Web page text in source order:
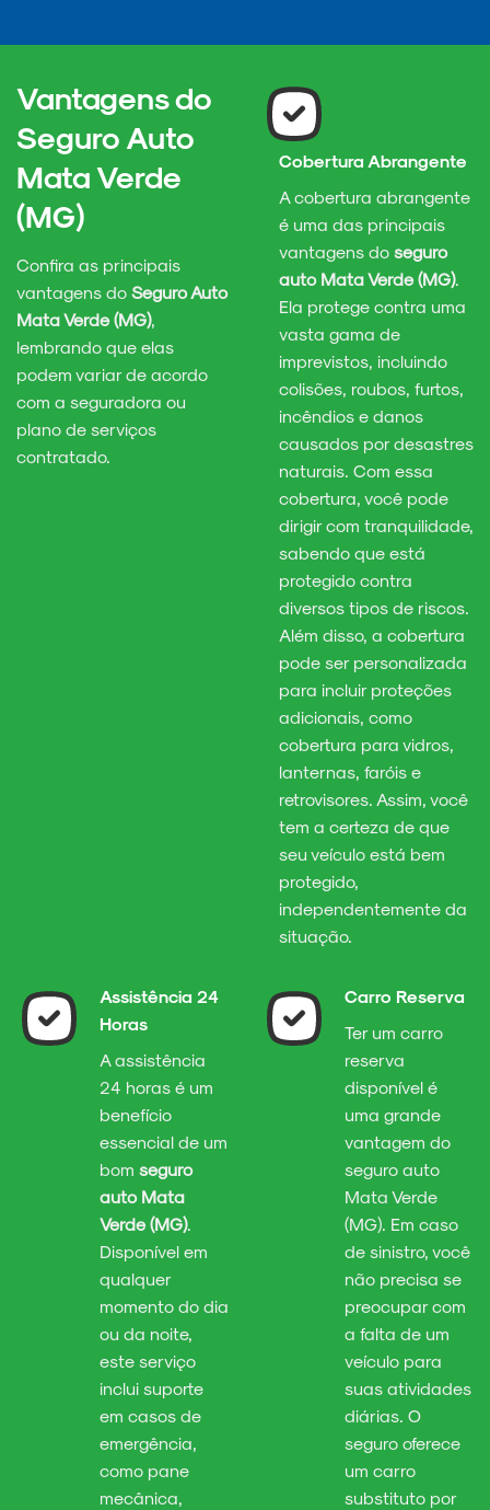
Vantagens do
Seguro Auto
Mata Verde
(MG)
Confira as principais
vantagens do Seguro Auto
Mata Verde (MG),
lembrando que elas
podem variar de acordo
com a seguradora ou
plano de serviços
contratado.
Cobertura Abrangente
A cobertura abrangente
é uma das principais
vantagens do seguro
auto Mata Verde (MG).
Ela protege contra uma
vasta gama de
imprevistos, incluindo
colisões, roubos, furtos,
incêndios e danos
causados por desastres
naturais. Com essa
cobertura, você pode
dirigir com tranquilidade,
sabendo que está
protegido contra
diversos tipos de riscos.
Além disso, a cobertura
pode ser personalizada
para incluir proteções
adicionais, como
cobertura para vidros,
lanternas, faróis e
retrovisores. Assim, você
tem a certeza de que
seu veículo está bem
protegido,
independentemente da
situação.
Assistência 24
Horas
A assistência
24 horas é um
benefício
essencial de um
bom seguro
auto Mata
Verde (MG).
Disponível em
qualquer
momento do dia
ou da noite,
este serviço
inclui suporte
em casos de
emergência,
como pane
mecânica,
Carro Reserva
Ter um carro
reserva
disponível é
uma grande
vantagem do
seguro auto
Mata Verde
(MG). Em caso
de sinistro, você
não precisa se
preocupar com
a falta de um
veículo para
suas atividades
diárias. O
seguro oferece
um carro
substituto por